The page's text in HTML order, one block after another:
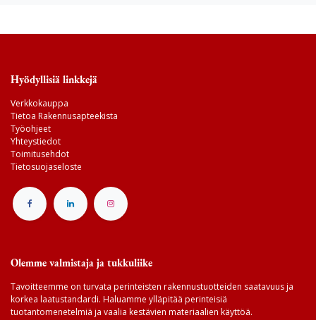
Hyödyllisiä linkkejä
Verkkokauppa
Tietoa Rakennusapteekista
Työohjeet
Yhteystiedot
Toimitusehdot
Tietosuojaseloste
Olemme valmistaja ja tukkuliike
Tavoitteemme on turvata perinteisten rakennustuotteiden saatavuus ja
korkea laatustandardi. Haluamme ylläpitää perinteisiä
tuotantomenetelmiä ja vaalia kestävien materiaalien käyttöä.